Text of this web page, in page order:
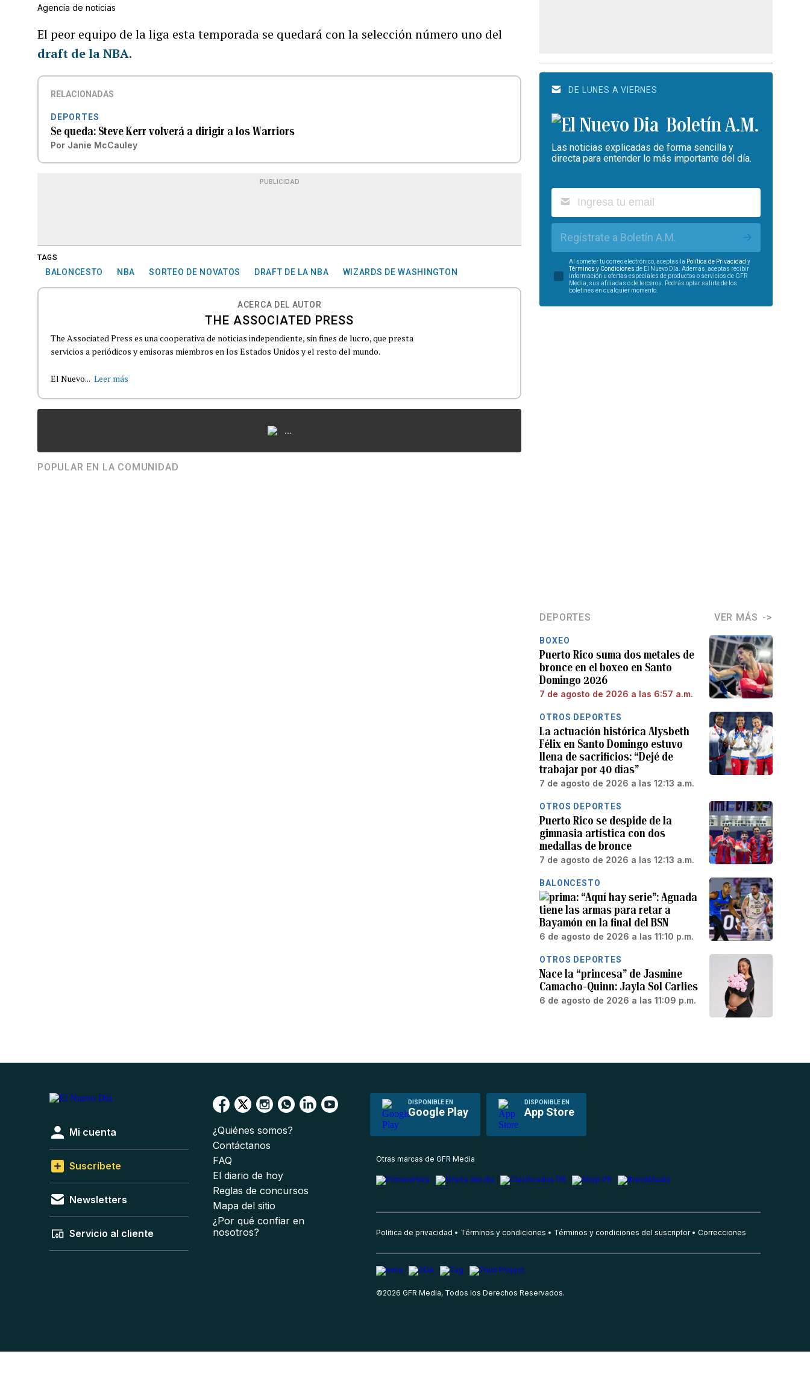
Agencia de noticias
El peor equipo de la liga esta temporada se quedará con la selección número uno del
draft de la NBA.
RELACIONADAS
DEPORTES
Se queda: Steve Kerr volverá a dirigir a los Warriors
Por Janie McCauley
PUBLICIDAD
TAGS
BALONCESTO NBA SORTEO DE NOVATOS DRAFT DE LA NBA WIZARDS DE WASHINGTON
ACERCA DEL AUTOR
THE ASSOCIATED PRESS
The Associated Press es una cooperativa de noticias independiente, sin fines de lucro, que presta
servicios a periódicos y emisoras miembros en los Estados Unidos y el resto del mundo.
El Nuevo... Leer más
...
POPULAR EN LA COMUNIDAD
DE LUNES A VIERNES
Boletín A.M.
Las noticias explicadas de forma sencilla y
directa para entender lo más importante del día.
Regístrate a Boletín A.M.
Al someter tu correo electrónico, aceptas la Política de Privacidad y
Términos y Condiciones de El Nuevo Día. Además, aceptas recibir
información u ofertas especiales de productos o servicios de GFR
Media, sus afiliadas o de terceros. Podrás optar salirte de los
boletines en cualquier momento.
DEPORTES VER MÁS
BOXEO
Puerto Rico suma dos metales de
bronce en el boxeo en Santo
Domingo 2026
7 de agosto de 2026 a las 6:57 a.m.
OTROS DEPORTES
La actuación histórica Alysbeth
Félix en Santo Domingo estuvo
llena de sacrificios: “Dejé de
trabajar por 40 días”
7 de agosto de 2026 a las 12:13 a.m.
OTROS DEPORTES
Puerto Rico se despide de la
gimnasia artística con dos
medallas de bronce
7 de agosto de 2026 a las 12:13 a.m.
BALONCESTO
“Aquí hay serie”: Aguada
tiene las armas para retar a
Bayamón en la final del BSN
6 de agosto de 2026 a las 11:10 p.m.
OTROS DEPORTES
Nace la “princesa” de Jasmine
Camacho-Quinn: Jayla Sol Carlies
6 de agosto de 2026 a las 11:09 p.m.
DISPONIBLE EN
Google Play
DISPONIBLE EN
App Store
Mi cuenta
Suscríbete
Newsletters
Servicio al cliente
¿Quiénes somos?
Contáctanos
FAQ
El diario de hoy
Reglas de concursos
Mapa del sitio
¿Por qué confiar en
nosotros?
Otras marcas de GFR Media
Política de privacidad Términos y condiciones Términos y condiciones del suscriptor Correcciones
©2026 GFR Media, Todos los Derechos Reservados.